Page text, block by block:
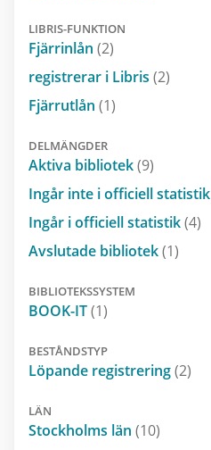
LIBRIS-FUNKTION
Fjärrinlån (2)
registrerar i Libris (2)
Fjärrutlån (1)
DELMÄNGDER
Aktiva bibliotek(9)
Ingår inte i officiell statistik
Ingår i officiell statistik(4)
Avslutade bibliotek(1)
BIBLIOTEKSSYSTEM
BOOK-IT(1)
BESTÅNDSTYP
Löpande registrering(2)
LÄN
Stockholms län (10)